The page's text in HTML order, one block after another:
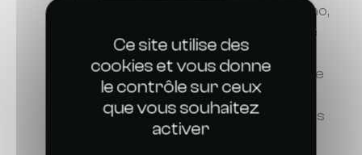
Ce site utilise des
cookies et vous donne
le contrôle sur ceux
que vous souhaitez
activer
Ao utilizar a capa durante o inverno,
o seu terminal permanece limpo e
protegido, o que reduz a
acumulação de resíduos e sujidade
que terá de limpar na primavera.
Resultado: uma reinicialização mais
simples, mais rápida e sem